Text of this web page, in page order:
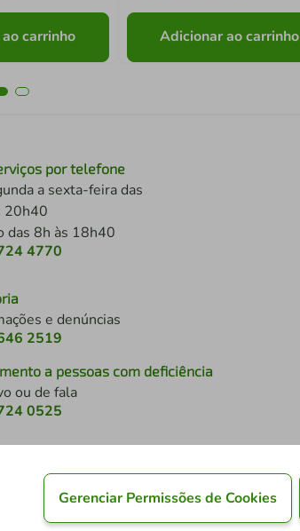
carrinho Adicionar ao carrinho
por telefone
a sexta-feira das
20h40
das 8h às 18h40
4770
e denúncias
2519
a pessoas com deficiência
ou de fala
0525
Gerenciar Permissões de Cookies